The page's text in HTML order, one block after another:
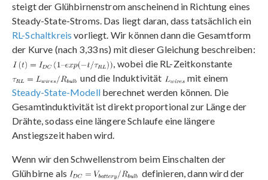
steigt der Glühbirnenstrom anscheinend in Richtung eines
Steady-State-Stroms. Das liegt daran, dass tatsächlich ein
RL-Schaltkreis vorliegt. Wir können dann die Gesamtform
der Kurve (nach 3,33 ns) mit dieser Gleichung beschreiben:
, wobei die RL-Zeitkonstante
und die Induktivität
mit einem
Steady-State-Modellberechnet werden können. Die
Gesamtinduktivität ist direkt proportional zur Länge der
Drähte, sodass eine längere Schlaufe eine längere
Anstiegszeit haben wird.
Wenn wir den Schwellenstrom beim Einschalten der
Glühbirne als
definieren, dann wird der